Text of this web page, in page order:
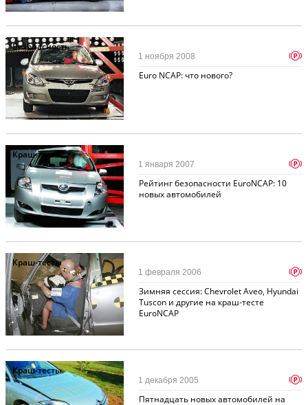
Безопасность
Euro NCAP: что нового?
1 ноября 2008 p
Краш-тесты
Рейтинг безопасности EuroNCAP: 10
новых автомобилей
1 января 2007 p
Краш-тесты
Зимняя сессия: Chevrolet Aveo, Hyundai
Tuscon и другие на краш-тесте
EuroNCAP
1 февраля 2006 p
Краш-тесты
Пятнадцать новых автомобилей на
1 декабря 2005 p